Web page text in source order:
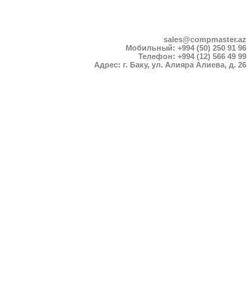
sales@compmaster.az
Мобильный: +994 (50) 250 91 96
Телефон: +994 (12) 566 49 99
Адрес: г. Баку, ул. Алияра Алиева, д. 26